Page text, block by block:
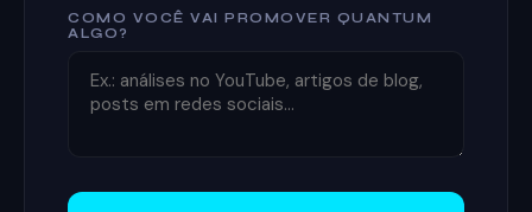
COMO VOCÊ VAI PROMOVER QUANTUM
ALGO?